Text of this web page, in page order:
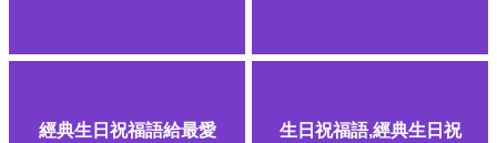
經典生日祝福語給最愛
生日祝福語,經典生日祝